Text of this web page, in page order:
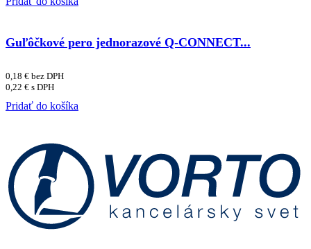
Guľôčkové pero jednorazové Q-CONNECT...
0,18 € bez DPH
0,22 € s DPH
Pridať do košíka